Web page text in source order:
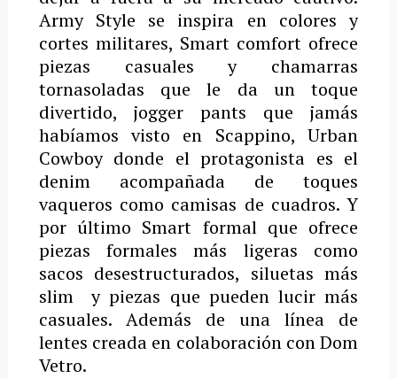
Army Style se inspira en colores y
cortes militares, Smart comfort ofrece
piezas casuales y chamarras
tornasoladas que le da un toque
divertido, jogger pants que jamás
habíamos visto en Scappino, Urban
Cowboy donde el protagonista es el
denim acompañada de toques
vaqueros como camisas de cuadros. Y
por último Smart formal que ofrece
piezas formales más ligeras como
sacos desestructurados, siluetas más
slim y piezas que pueden lucir más
casuales. Además de una línea de
lentes creada en colaboración con Dom
Vetro.